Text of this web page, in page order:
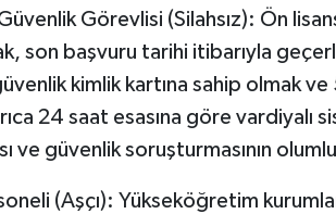
Görevlisi (Silahsız): Ön
son başvuru tarihi itibarıyla
kimlik kartına sahip olmak ve
24 saat esasına göre vardiyalı
ve güvenlik soruşturmasının
(Aşçı): Yükseköğretim